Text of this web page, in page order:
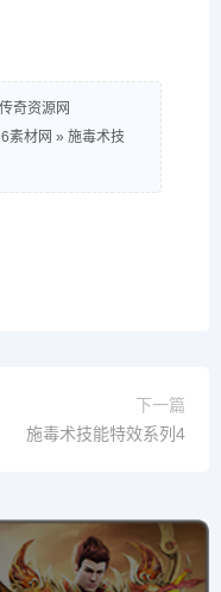
奇资源网
素材网 » 施毒术技
下一篇
施毒术技能特效系列4